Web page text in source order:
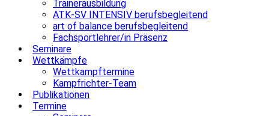
Trainerausbildung
ATK-SV INTENSIV berufsbegleitend
art of balance berufsbegleitend
Fachsportlehrer/in Präsenz
Seminare
Wettkämpfe
Wettkampftermine
Kampfrichter-Team
Publikationen
Termine